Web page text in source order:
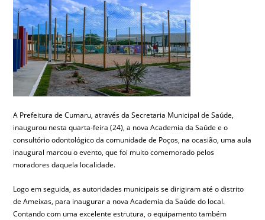
A Prefeitura de Cumaru, através da Secretaria Municipal de Saúde,
inaugurou nesta quarta-feira (24), a nova Academia da Saúde e o
consultório odontológico da comunidade de Poços, na ocasião, uma aula
inaugural marcou o evento, que foi muito comemorado pelos
moradores daquela localidade.
Logo em seguida, as autoridades municipais se dirigiram até o distrito
de Ameixas, para inaugurar a nova Academia da Saúde do local.
Contando com uma excelente estrutura, o equipamento também